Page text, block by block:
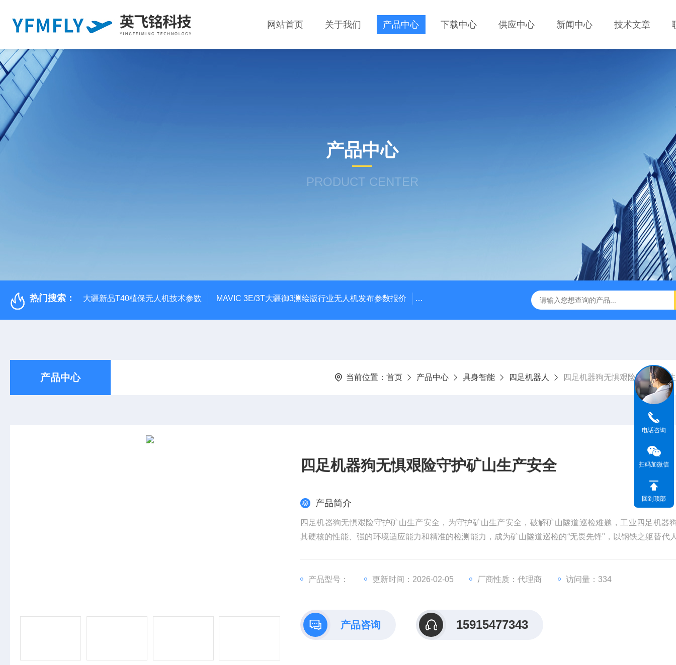
网站首页 关于我们 产品中心 下载中心 供应中心 新闻中心 技术文章
产品中心
PRODUCT CENTER
热门搜索： 大疆新品T40植保无人机技术参数 MAVIC 3E/3T大疆御3测绘版行业无人机发布参数报价 大疆升级版M350RTK行业无人机规格参数 Mavic 3T大疆热红外相
产品中心 当前位置： 首页 产品中心 具身智能 四足机器人 四足机器狗无惧艰险守护矿山
四足机器狗无惧艰险守护矿山生产安全
产品简介
四足机器狗无惧艰险守护矿山生产安全，为守护矿山生产安全，破解矿山隧道巡检难题，工业四足机器
其硬核的性能、强的环境适应能力和精准的检测能力，成为矿山隧道巡检的“无畏先锋"，以钢铁之躯替代
产品型号： 更新时间：2026-02-05 厂商性质：代理商 访问量：334
产品咨询 15915477343
电话咨询
扫码加微信
回到顶部